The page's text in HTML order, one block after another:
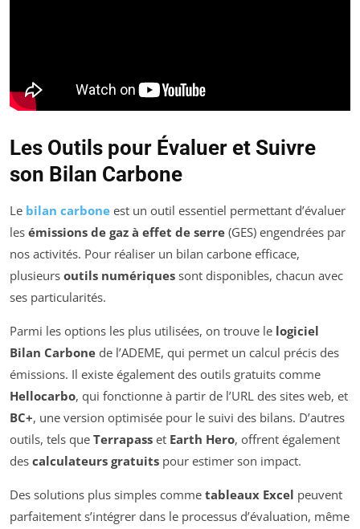
Les Outils pour Évaluer et Suivre
son Bilan Carbone
Le bilan carbone est un outil essentiel permettant d’évaluer
les émissions de gaz à effet de serre (GES) engendrées par
nos activités. Pour réaliser un bilan carbone efficace,
plusieurs outils numériques sont disponibles, chacun avec
ses particularités.
Parmi les options les plus utilisées, on trouve le logiciel
Bilan Carbone de l’ADEME, qui permet un calcul précis des
émissions. Il existe également des outils gratuits comme
Hellocarbo, qui fonctionne à partir de l’URL des sites web, et
BC+, une version optimisée pour le suivi des bilans. D’autres
outils, tels que Terrapass et Earth Hero, offrent également
des calculateurs gratuits pour estimer son impact.
Des solutions plus simples comme tableaux Excel peuvent
parfaitement s’intégrer dans le processus d’évaluation, même